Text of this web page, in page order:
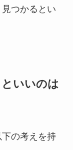
つかるとい
いいのは
下の考えを持